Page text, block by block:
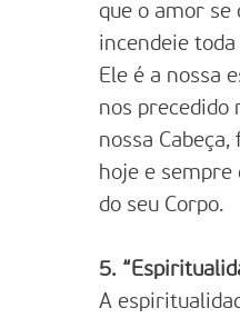
que o amor se
incendeie
Ele é a nossa
nos precedido
nossa
hoje e sempre
do seu Corpo.
5.
A